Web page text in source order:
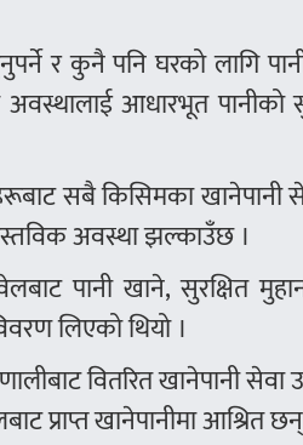
र कुनै पनि घरको लागि
आधारभूत पानीको
सबै किसिमका खानेपानी
अवस्था झल्काउँछ ।
पानी खाने, सुरक्षित
लिएको थियो ।
वितरित खानेपानी सेवा
प्राप्त खानेपानीमा आश्रित